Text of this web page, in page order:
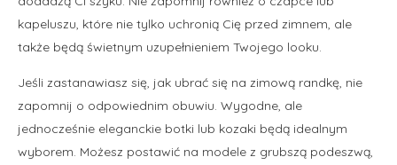
kapeluszu, które nie tylko uchronią Cię przed zimnem, ale
także będą świetnym uzupełnieniem Twojego looku.
Jeśli zastanawiasz się, jak ubrać się na zimową randkę, nie
zapomnij o odpowiednim obuwiu. Wygodne, ale
jednocześnie eleganckie botki lub kozaki będą idealnym
wyborem. Możesz postawić na modele z grubszą podeszwą,